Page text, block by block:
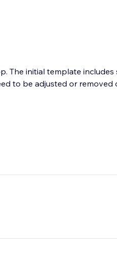
The initial template
to be adjusted or removed